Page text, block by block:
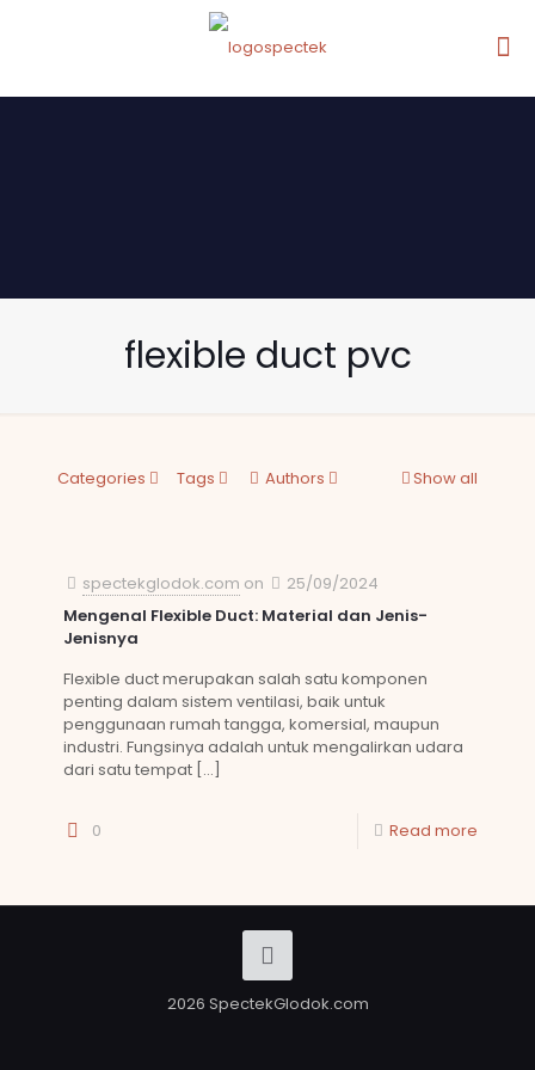
flexible duct pvc
Categories Tags Authors Show all
spectekglodok.com on
25/09/2024
Mengenal Flexible Duct: Material dan Jenis-
Jenisnya
Flexible duct merupakan salah satu komponen
penting dalam sistem ventilasi, baik untuk
penggunaan rumah tangga, komersial, maupun
industri. Fungsinya adalah untuk mengalirkan udara
dari satu tempat […]
0 Read more
2026 SpectekGlodok.com